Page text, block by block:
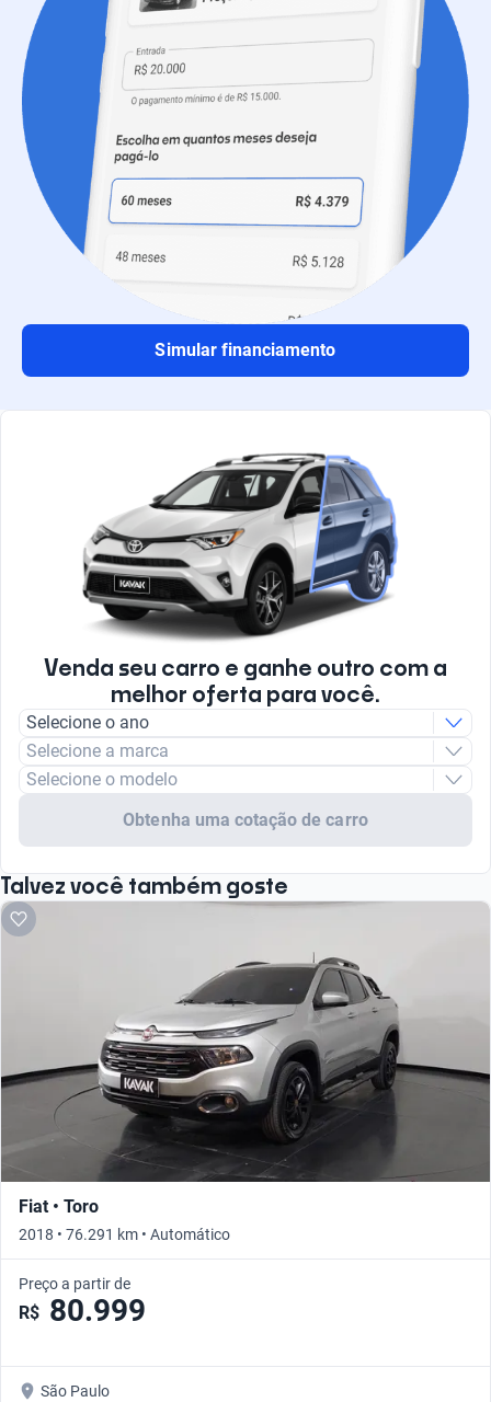
Simular financiamento
Venda seu carro e ganhe outro com a
melhor oferta para você.
Selecione o ano
Selecione a marca
Selecione o modelo
Obtenha uma cotação de carro
Talvez você também goste
Fiat • Toro
2018 • 76.291 km • Automático
Preço a partir de
R$ 80.999
São Paulo